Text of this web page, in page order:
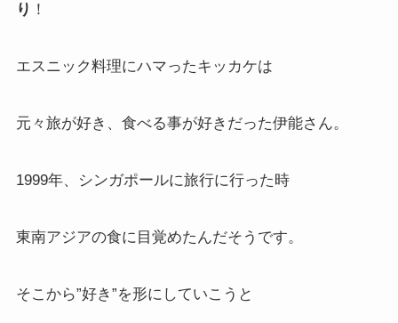
り ！
エスニック料理にハマったキッカケは
元々旅が好き、食べる事が好きだった伊能さん。
1999年、シンガポールに旅行に行った時
東南アジアの食に目覚めたんだそうです。
そこから”好き”を形にしていこうと